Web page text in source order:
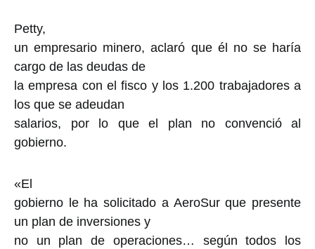
Petty,
un empresario minero, aclaró que él no se haría
cargo de las deudas de
la empresa con el fisco y los 1.200 trabajadores a
los que se adeudan
salarios, por lo que el plan no convenció al
gobierno.
«El
gobierno le ha solicitado a AeroSur que presente
un plan de inversiones y
no un plan de operaciones… según todos los